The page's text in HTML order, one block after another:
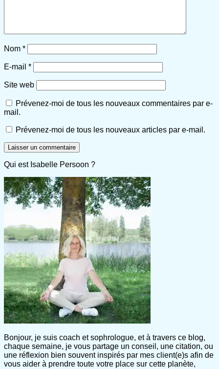
Nom *
E-mail *
Site web
Prévenez-moi de tous les nouveaux commentaires par e-
mail.
Prévenez-moi de tous les nouveaux articles par e-mail.
Qui est Isabelle Persoon ?
Bonjour, je suis coach et sophrologue, et à travers ce blog,
chaque semaine, je vous partage un conseil, une citation, ou
une réflexion bien souvent inspirés par mes client(e)s afin de
vous aider à prendre toute votre place sur cette planète,